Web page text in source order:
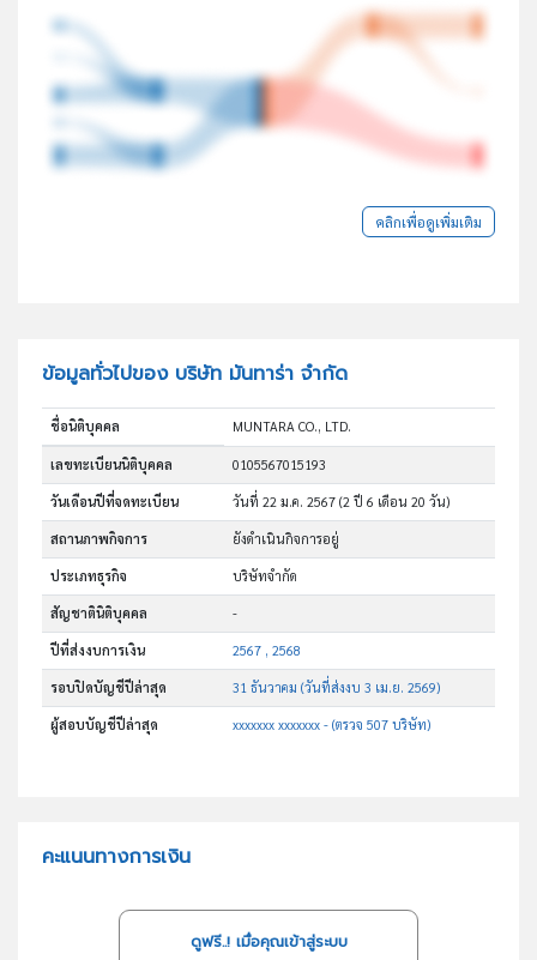
คลิกเพื่อดูเพิ่มเติม
ข้อมูลทั่วไปของ บริษัท มันทาร่า จำกัด
ชื่อนิติบุคคล MUNTARA CO., LTD.
เลขทะเบียนนิติบุคคล 0105567015193
วันเดือนปีที่จดทะเบียน วันที่ 22 ม.ค. 2567(2 ปี 6 เดือน 20 วัน)
สถานภาพกิจการ ยังดำเนินกิจการอยู่
ประเภทธุรกิจ บริษัทจำกัด
สัญชาตินิติบุคคล -
ปีที่ส่งงบการเงิน 2567 , 2568
รอบปิดบัญชีปีล่าสุด 31 ธันวาคม (วันที่ส่งงบ 3 เม.ย. 2569)
ผู้สอบบัญชีปีล่าสุด xxxxxxx xxxxxxx - (ตรวจ 507 บริษัท)
คะแนนทางการเงิน
ดูฟรี..! เมื่อคุณเข้าสู่ระบบ